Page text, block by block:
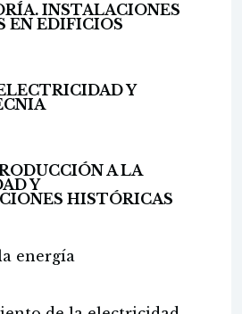
INSTALACIONES
EN EDIFICIOS
Y
A LA
Y
HISTÓRICAS
energía